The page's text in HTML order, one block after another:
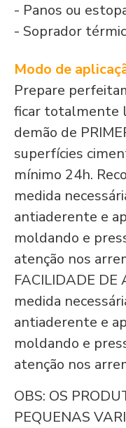
- Panos ou
- Soprador
Modo de
Prepare
ficar totalmente
demão de
superfícies
mínimo 24h.
medida
antiaderente e
moldando e
atenção nos
FACILIDADE DE
medida
antiaderente e
moldando e
atenção nos
OBS: OS
PEQUENAS